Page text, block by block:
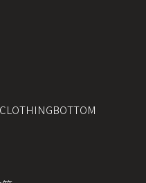
CLOTHINGBOTTOM